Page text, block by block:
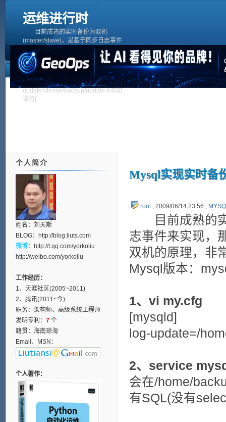
运维进行时
目前成熟的实时备份为双机
(master/slave)，是基于同步日志事件
来实现，那单机如何实现具有增量的备
份呢？可以借用双机的原理，非常简
单，实施步骤如下：Mysql版本：
mysql4.0+[b]1、vi my.cfg[/b]
[mysqld]log-
update=/home/backup/update #添加
该行[
Mysql实现实时备
root, 2009/06/14 23:56 ,
目前成熟的实
志事件来实现，
双机的原理，非
Mysql版本：
1、vi my.cfg
[mysqld]
log-update=/
2、service
会在/home/
有SQL(没有
个人简介
姓名：刘天斯
BLOG： http://blog.liuts.com
微博： http://t.qq.com/yorkoliu
http://weibo.com/yorkoliu
工作经历：
1、天涯社区(2005~2011)
2、腾讯(2011~今)
职务：架构师、高级系统工程师
发明专利： 7个
籍贯：海南琼海
Email、MSN：
个人著作：